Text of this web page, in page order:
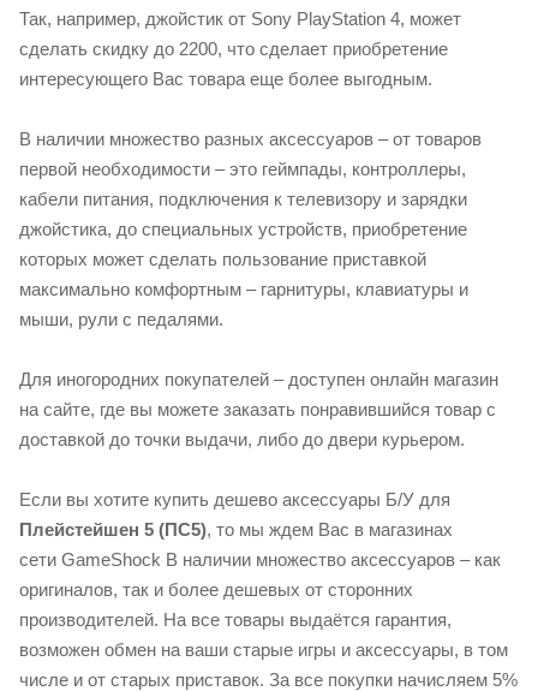
Так, например, джойстик от Sony PlayStation 4, может
сделать скидку до 2200, что сделает приобретение
интересующего Вас товара еще более выгодным.
В наличии множество разных аксессуаров – от товаров
первой необходимости – это геймпады, контроллеры,
кабели питания, подключения к телевизору и зарядки
джойстика, до специальных устройств, приобретение
которых может сделать пользование приставкой
максимально комфортным – гарнитуры, клавиатуры и
мыши, рули с педалями.
Для иногородних покупателей – доступен онлайн магазин
на сайте, где вы можете заказать понравившийся товар с
доставкой до точки выдачи, либо до двери курьером.
Если вы хотите купить дешево аксессуары Б/У для
Плейстейшен 5 (ПС5), то мы ждем Вас в магазинах
сети GameShock В наличии множество аксессуаров – как
оригиналов, так и более дешевых от сторонних
производителей. На все товары выдаётся гарантия,
возможен обмен на ваши старые игры и аксессуары, в том
числе и от старых приставок. За все покупки начисляем 5%